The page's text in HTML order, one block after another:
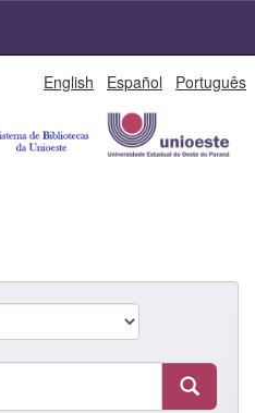
English Español Português